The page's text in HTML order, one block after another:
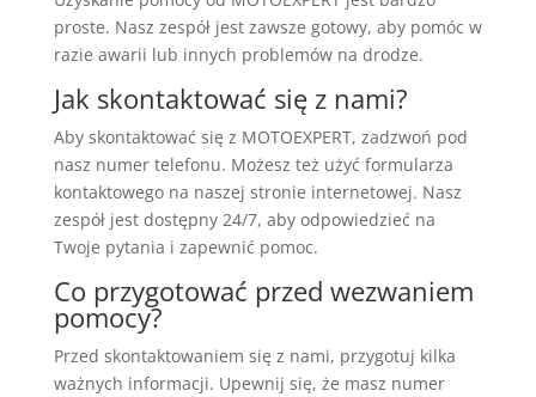
proste. Nasz zespół jest zawsze gotowy, aby pomóc w
razie awarii lub innych problemów na drodze.
Jak skontaktować się z nami?
Aby skontaktować się z MOTOEXPERT, zadzwoń pod
nasz numer telefonu. Możesz też użyć formularza
kontaktowego na naszej stronie internetowej. Nasz
zespół jest dostępny 24/7, aby odpowiedzieć na
Twoje pytania i zapewnić pomoc.
Co przygotować przed wezwaniem
pomocy?
Przed skontaktowaniem się z nami, przygotuj kilka
ważnych informacji. Upewnij się, że masz numer